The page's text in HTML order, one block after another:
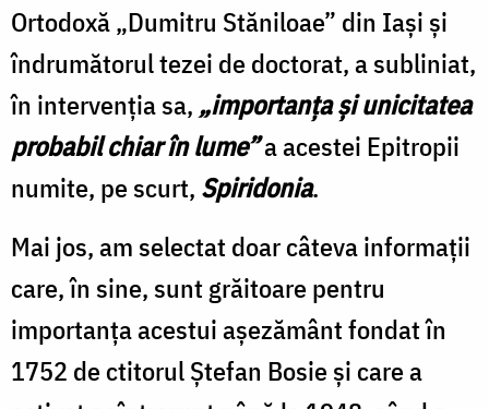
Ortodoxă „Dumitru Stăniloae” din Iași și
îndrumătorul tezei de doctorat, a subliniat,
în intervenția sa, „importanța și unicitatea
probabil chiar în lume”a acestei Epitropii
numite, pe scurt, Spiridonia.
Mai jos, am selectat doar câteva informații
care, în sine, sunt grăitoare pentru
importanța acestui așezământ fondat în
1752 de ctitorul Ștefan Bosie și care a